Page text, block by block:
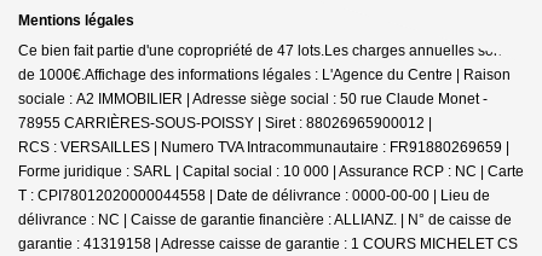
Mentions légales
Ce bien fait partie d'une copropriété de 47 lots.Les charges annuelles sont
de 1000€.Affichage des informations légales : L'Agence du Centre | Raison
sociale : A2 IMMOBILIER | Adresse siège social : 50 rue Claude Monet -
78955 CARRIÈRES-SOUS-POISSY | Siret : 88026965900012 |
RCS : VERSAILLES | Numero TVA Intracommunautaire : FR91880269659 |
Forme juridique : SARL | Capital social : 10 000 | Assurance RCP : NC | Carte
T : CPI78012020000044558 | Date de délivrance : 0000-00-00 | Lieu de
délivrance : NC | Caisse de garantie financière : ALLIANZ. | N° de caisse de
garantie : 41319158 | Adresse caisse de garantie : 1 COURS MICHELET CS